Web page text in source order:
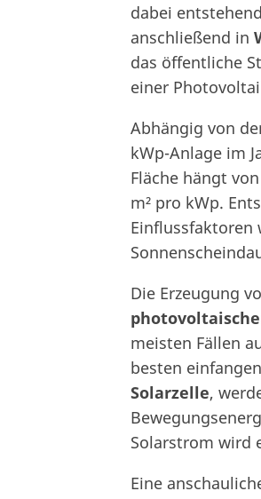
dabei
anschließend in
das öffentliche
einer
Abhängig von
kWp-Anlage im
Fläche hängt
m² pro kWp.
Einflussfaktoren
Die Erzeugung
meisten Fällen
besten
Solarzelle,
Solarstrom wird
Eine